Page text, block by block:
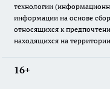
технологии
информации на основе
относящихся к
находящихся на
16+